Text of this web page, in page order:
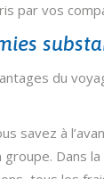
par vos
du
savez à
Dans